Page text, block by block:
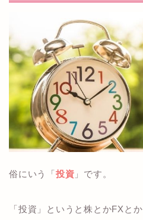
俗にいう「投資 」です。
「投資」というと株とかFXと